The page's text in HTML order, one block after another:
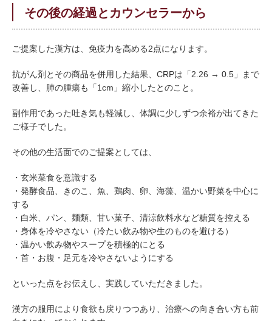
その後の経過とカウンセラーから
ご提案した漢方は、免疫力を高める2点になります。
抗がん剤とその商品を併用した結果、CRPは「2.26 → 0.5」まで
改善し、肺の腫瘍も「1cm」縮小したとのこと。
副作用であった吐き気も軽減し、体調に少しずつ余裕が出てきた
ご様子でした。
その他の生活面でのご提案としては、
・玄米菜食を意識する
・発酵食品、きのこ、魚、鶏肉、卵、海藻、温かい野菜を中心に
する
・白米、パン、麺類、甘い菓子、清涼飲料水など糖質を控える
・身体を冷やさない（冷たい飲み物や生のものを避ける）
・温かい飲み物やスープを積極的にとる
・首・お腹・足元を冷やさないようにする
といった点をお伝えし、実践していただきました。
漢方の服用により食欲も戻りつつあり、治療への向き合い方も前